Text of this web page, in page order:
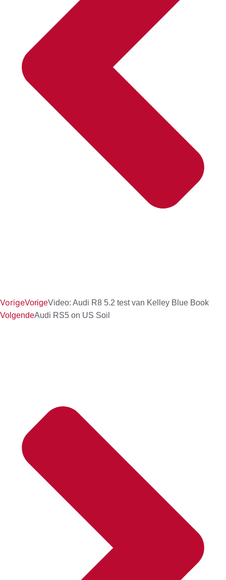
VorigeVorigeVideo: Audi R8 5.2 test van Kelley Blue Book
VolgendeAudi RS5 on US Soil